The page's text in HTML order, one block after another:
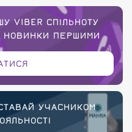
VIBER СПІЛЬНОТУ
НОВИНКИ ПЕРШИМИ
УЧАСНИКОМ